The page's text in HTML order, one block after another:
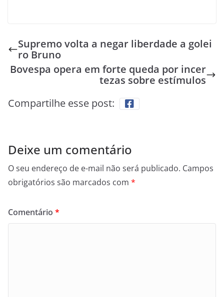
Supremo volta a negar liberdade a golei
ro Bruno
Bovespa opera em forte queda por incer
tezas sobre estímulos
Compartilhe esse post:
Deixe um comentário
O seu endereço de e-mail não será publicado. Campos
obrigatórios são marcados com *
Comentário *